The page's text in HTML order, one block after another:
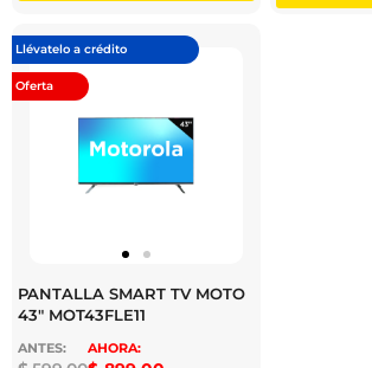
Llévatelo a crédito
Oferta
PANTALLA SMART TV MOTO
43″ MOT43FLE11